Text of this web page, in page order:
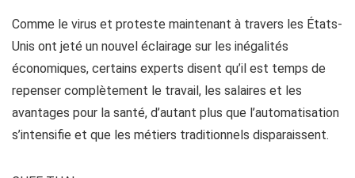
Comme le virus et proteste maintenant à travers les États-
Unis ont jeté un nouvel éclairage sur les inégalités
économiques, certains experts disent qu’il est temps de
repenser complètement le travail, les salaires et les
avantages pour la santé, d’autant plus que l’automatisation
s’intensifie et que les métiers traditionnels disparaissent.